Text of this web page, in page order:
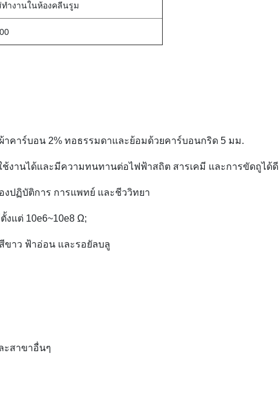
ำงานในห้องคลีนรูม
าคาร์บอน 2% ทอธรรมดาและย้อมด้วยคาร์บอนกริด 5 มม.
งานได้และมีความทนทานต่อไฟฟ้าสถิต สารเคมี และการขัดถูได้ดี
งปฏิบัติการ การแพทย์ และชีววิทยา
แต่ 10e6~10e8 Ω;
ขาว ฟ้าอ่อน และรอยัลบลู
ะสาขาอื่นๆ